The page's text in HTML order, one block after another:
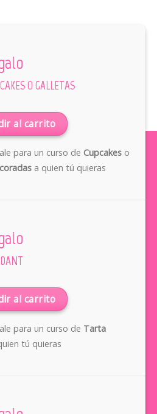
O GALLETAS
al carrito
para un curso de Cupcakeso
a quien tú quieras
al carrito
para un curso de Tarta
tú quieras